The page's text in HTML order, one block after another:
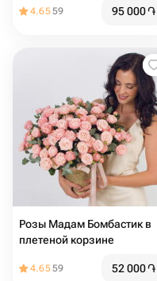
4.6559 95 000֏
Розы Мадам Бомбастик в
плетеной корзине
4.6559 52 000֏